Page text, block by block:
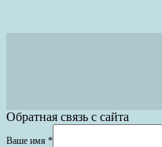
Обратная связь с сайта
Ваше имя *